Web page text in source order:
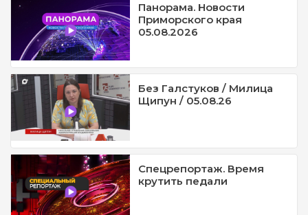
Панорама. Новости
Приморского края
05.08.2026
Без Галстуков / Милица
Щипун / 05.08.26
Спецрепортаж. Время
крутить педали